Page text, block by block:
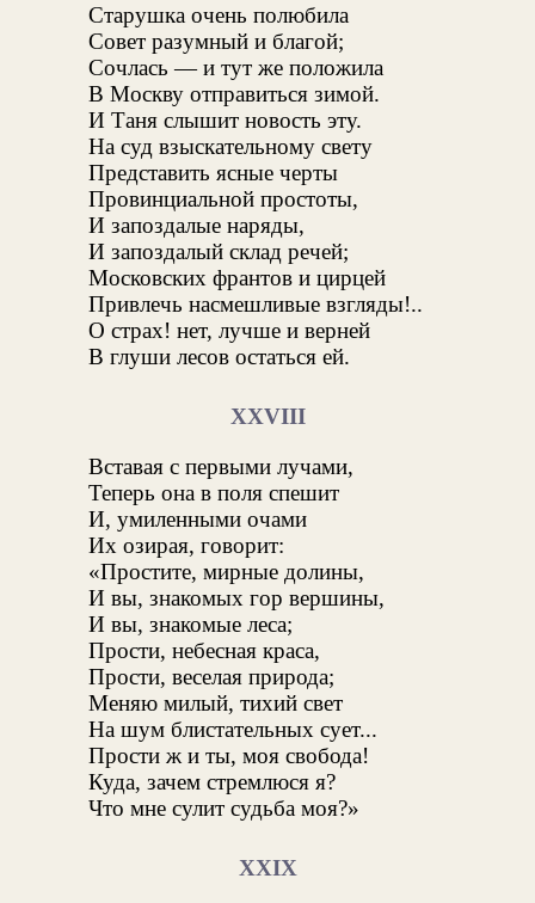
Старушка очень полюбила
Совет разумный и благой;
Сочлась — и тут же положила
В Москву отправиться зимой.
И Таня слышит новость эту.
На суд взыскательному свету
Представить ясные черты
Провинциальной простоты,
И запоздалые наряды,
И запоздалый склад речей;
Московских франтов и цирцей
Привлечь насмешливые взгляды!..
О страх! нет, лучше и верней
В глуши лесов остаться ей.
XXVIII
Вставая с первыми лучами,
Теперь она в поля спешит
И, умиленными очами
Их озирая, говорит:
«Простите, мирные долины,
И вы, знакомых гор вершины,
И вы, знакомые леса;
Прости, небесная краса,
Прости, веселая природа;
Меняю милый, тихий свет
На шум блистательных сует...
Прости ж и ты, моя свобода!
Куда, зачем стремлюся я?
Что мне сулит судьба моя?»
XXIX